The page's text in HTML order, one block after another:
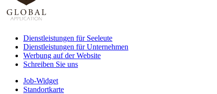
Dienstleistungen für Seeleute
Dienstleistungen für Unternehmen
Werbung auf der Website
Schreiben Sie uns
Job-Widget
Standortkarte